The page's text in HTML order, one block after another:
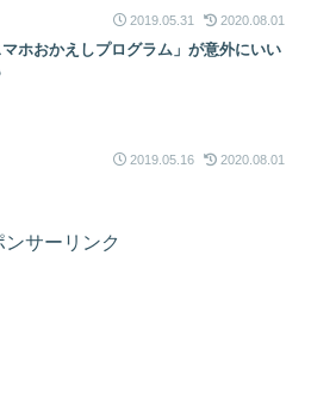
2019.05.31 2020.08.01
マホおかえしプログラム」が意外にいい
2019.05.16 2020.08.01
ンサーリンク